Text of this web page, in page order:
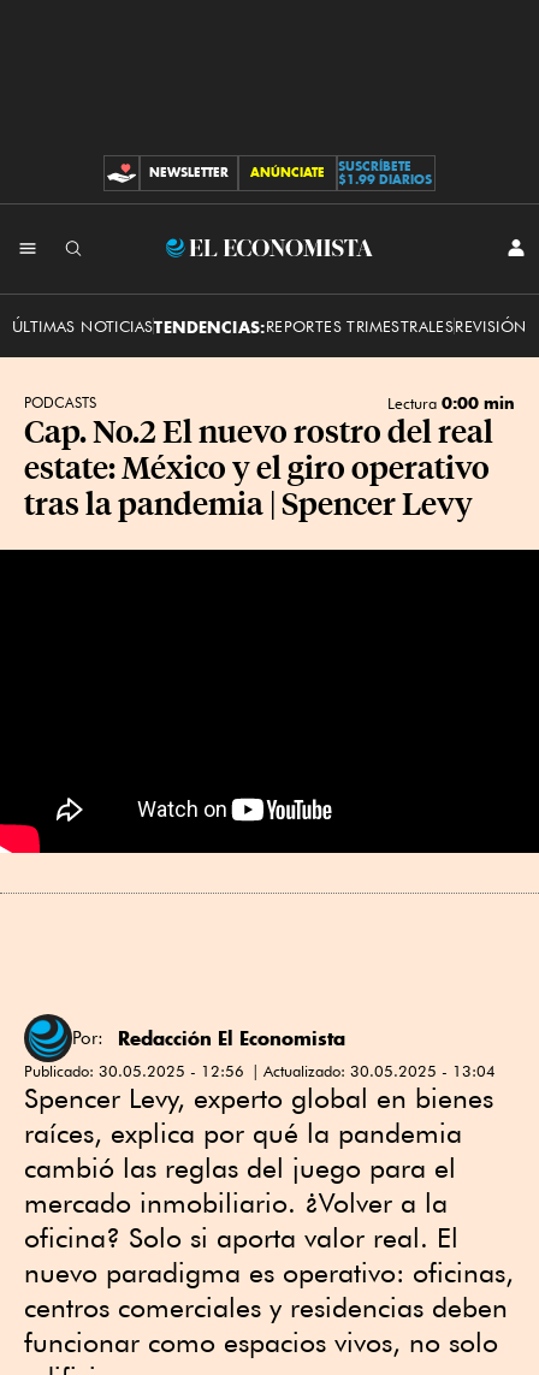
CONTRIBUCIONES
NEWSLETTER ANÚNCIATE
SUSCRÍBETE
$1.99 DIARIOS
El
ÚLTIMAS NOTICIASTENDENCIAS:REPORTES TRIMESTRALESREVISIÓN
PODCASTS Lectura 0:00 min
Cap. No.2 El nuevo rostro del real
estate: México y el giro operativo
tras la pandemia | Spencer Levy
Por: Redacción El Economista
Publicado: 30.05.2025 - 12:56 Actualizado: 30.05.2025 - 13:04
Spencer Levy, experto global en bienes
raíces, explica por qué la pandemia
cambió las reglas del juego para el
mercado inmobiliario. ¿Volver a la
oficina? Solo si aporta valor real. El
nuevo paradigma es operativo: oficinas,
centros comerciales y residencias deben
funcionar como espacios vivos, no solo